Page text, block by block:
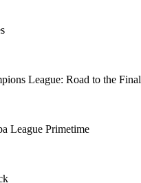
League: Road to the Final
League Primetime